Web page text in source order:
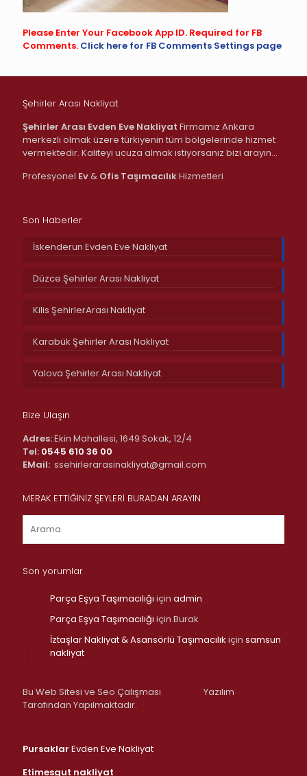
Please Enter Your Facebook App ID. Required for FB
Comments. Click here for FB Comments Settings page
Şehirler Arası Nakliyat
Şehirler Arası Evden Eve Nakliyat Firmamız Ankara
merkezli olmak üzere türkiyenin tüm bölgelerinde hizmet
vermektedir. Kaliteyi ucuza almak istiyorsanız bizi arayın…
Profesyonel Ev& Ofis TaşımacılıkHizmetleri
Son Haberler
İskenderun Evden Eve Nakliyat
Düzce Şehirler Arası Nakliyat
Kilis ŞehirlerArası Nakliyat
Karabük Şehirler Arası Nakliyat
Yalova Şehirler Arası Nakliyat
Bize Ulaşın
Adres:Ekin Mahallesi, 1649 Sokak, 12/4
Tel: 0545 610 36 00
EMail: ssehirlerarasinakliyat@gmail.com
MERAK ETTİĞİNİZ ŞEYLERİ BURADAN ARAYIN
Son yorumlar
Parça Eşya Taşımacılığı için admin
Parça Eşya Taşımacılığı için Burak
İztaşlar Nakliyat & Asansörlü Taşımacılık için samsun
nakliyat
Bu Web Sitesi ve Seo Çalışması
Yazılım
Tarafından Yapılmaktadır.
Pursaklar Evden Eve Nakliyat
Etimesgut nakliyat